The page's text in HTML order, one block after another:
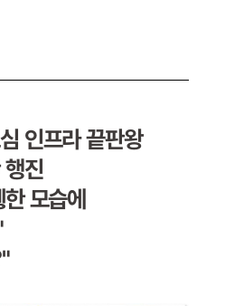
인프라 끝판왕
진
모습에